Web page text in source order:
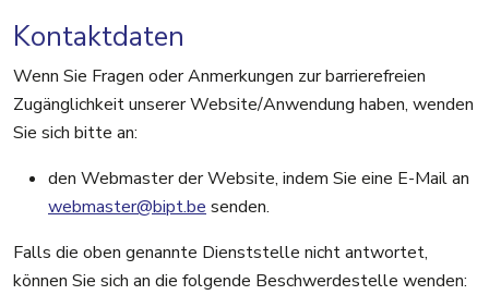
Kontaktdaten
Wenn Sie Fragen oder Anmerkungen zur barrierefreien
Zugänglichkeit unserer Website/Anwendung haben, wenden
Sie sich bitte an:
den Webmaster der Website, indem Sie eine E-Mail an
webmaster@bipt.be senden.
Falls die oben genannte Dienststelle nicht antwortet,
können Sie sich an die folgende Beschwerdestelle wenden: